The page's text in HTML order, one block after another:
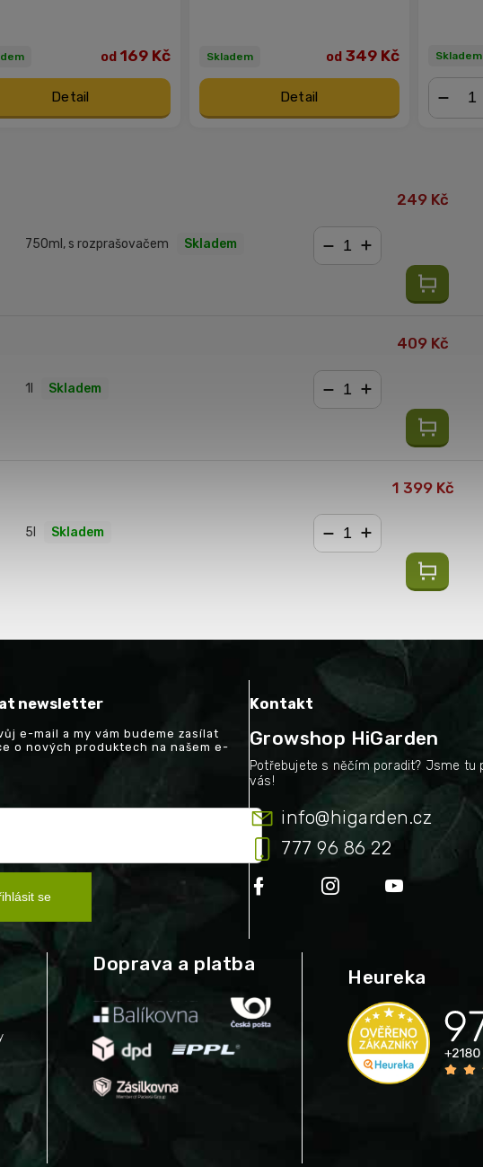
od169 Kč
Detail
Skladem od349 Kč
Detail
Skladem
750ml, s rozprašovačem Skladem
249 Kč
1l Skladem
409 Kč
5l Skladem
1 399 Kč
newsletter
e-mail a my vám budeme zasílat
o nových produktech na našem e-
se
Kontakt
Growshop HiGarden
info@higarden.cz
777 96 86 22
Doprava a platba
Heureka